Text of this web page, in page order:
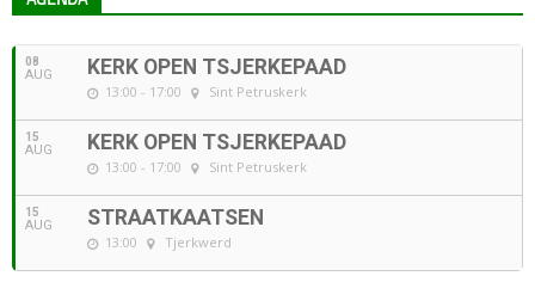
08
AUG KERK OPEN TSJERKEPAAD
13:00 - 17:00 Sint Petruskerk
15
AUG KERK OPEN TSJERKEPAAD
13:00 - 17:00 Sint Petruskerk
15
AUG STRAATKAATSEN
13:00 Tjerkwerd